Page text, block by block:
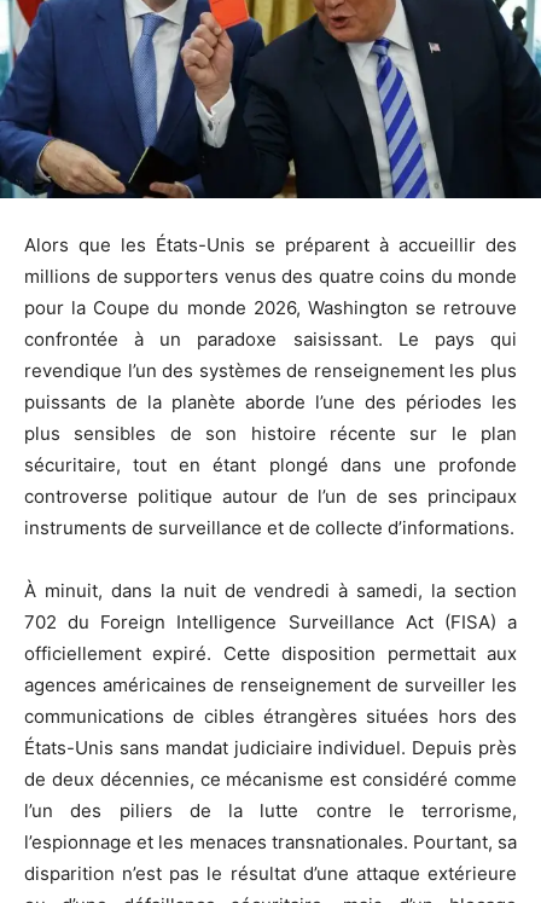
Alors que les États-Unis se préparent à accueillir des
millions de supporters venus des quatre coins du monde
pour la Coupe du monde 2026, Washington se retrouve
confrontée à un paradoxe saisissant. Le pays qui
revendique l’un des systèmes de renseignement les plus
puissants de la planète aborde l’une des périodes les
plus sensibles de son histoire récente sur le plan
sécuritaire, tout en étant plongé dans une profonde
controverse politique autour de l’un de ses principaux
instruments de surveillance et de collecte d’informations.
À minuit, dans la nuit de vendredi à samedi, la section
702 du Foreign Intelligence Surveillance Act (FISA) a
officiellement expiré. Cette disposition permettait aux
agences américaines de renseignement de surveiller les
communications de cibles étrangères situées hors des
États-Unis sans mandat judiciaire individuel. Depuis près
de deux décennies, ce mécanisme est considéré comme
l’un des piliers de la lutte contre le terrorisme,
l’espionnage et les menaces transnationales. Pourtant, sa
disparition n’est pas le résultat d’une attaque extérieure